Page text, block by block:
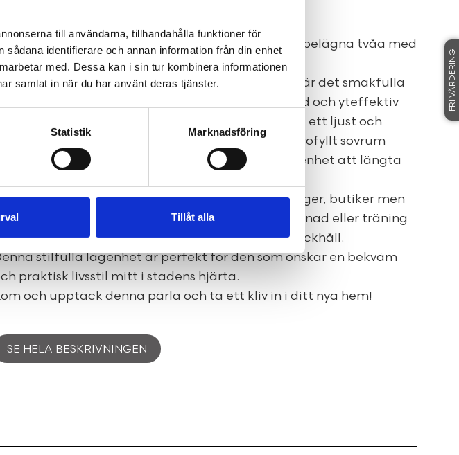
till användarna, tillhandahålla funktioner för
identifierare och annan information från din enhet
med. Dessa kan i sin tur kombinera informationen
samlat in när du har använt deras tjänster.
Statistik Marknadsföring
Tillåt alla
Varmt välkomna till denna charmiga och centralt belägna tvåa med
till allt vad Norrtälje har att erbjuda.
finner ni en modern lägenhet i utmärkt skick där det smakfulla
köket gör matlagningen till en fröjd. En välplanerad och yteffektiv
bostad som bjuder in till ett trevligt umgänge med ett ljust och
rymligt vardagsrum. Detta i kombination med ett rofyllt sovrum
samt det stilrena badrummet gör detta till en lägenhet att längta
gångavstånd till ett brett utbud av restauranger, butiker men
mer natursköna områden för en härlig promenad eller träning
läget svårslaget för den som vill ha allt inom räckhåll.
stilfulla lägenhet är perfekt för den som önskar en bekväm
praktisk livsstil mitt i stadens hjärta.
och upptäck denna pärla och ta ett kliv in i ditt nya hem!
SE HELA BESKRIVNINGEN
FRI VÄRDERING